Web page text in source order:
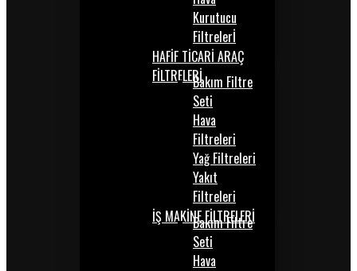
Kurutucu
Filtrelerİ
HAFİF TİCARİ ARAÇ
FİLTRELERİBakım Filtre
Seti
Hava
Filtreleri
Yağ Filtreleri
Yakıt
Filtreleri
İŞ MAKİNE FİLTRELERİ
Bakım Filtre
Seti
Hava